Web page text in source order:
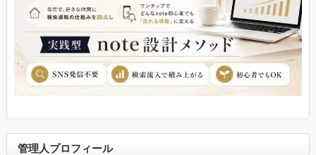
管理人プロフィール